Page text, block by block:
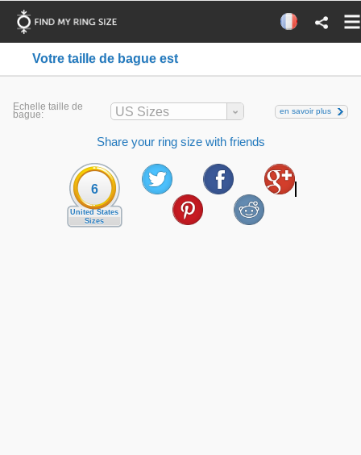
Votre taille de bague est
Echelle taille de
bague: US Sizes en savoir plus
Share your ring size with friends
6
United States
Sizes